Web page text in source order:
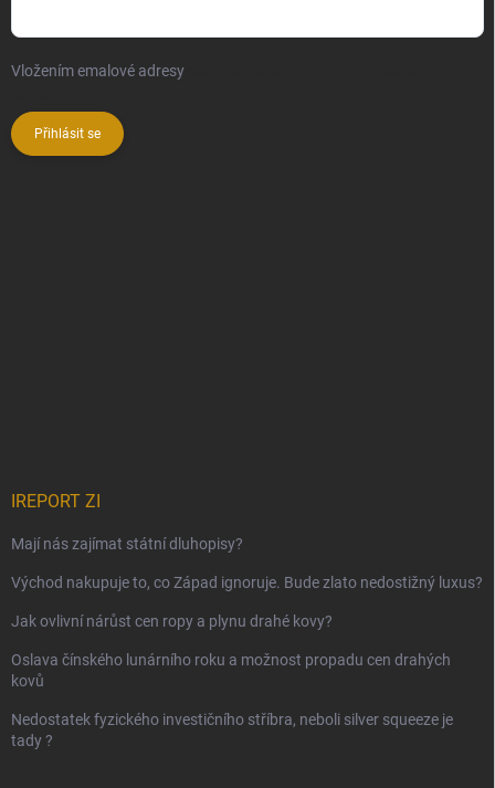
Vložením emalové adresy
Přihlásit se
IREPORT ZI
Mají nás zajímat státní dluhopisy?
Východ nakupuje to, co Západ ignoruje. Bude zlato nedostižný luxus?
Jak ovlivní nárůst cen ropy a plynu drahé kovy?
Oslava čínského lunárního roku a možnost propadu cen drahých
kovů
Nedostatek fyzického investičního stříbra, neboli silver squeeze je
tady ?